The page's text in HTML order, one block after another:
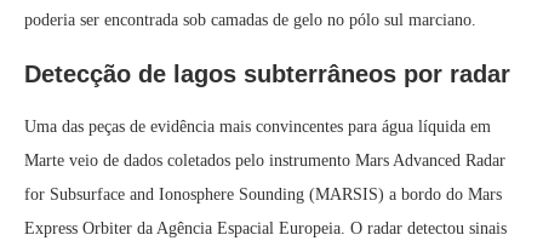
poderia ser encontrada sob camadas de gelo no pólo sul marciano.
Detecção de lagos subterrâneos por radar
Uma das peças de evidência mais convincentes para água líquida em
Marte veio de dados coletados pelo instrumento Mars Advanced Radar
for Subsurface and Ionosphere Sounding (MARSIS) a bordo do Mars
Express Orbiter da Agência Espacial Europeia. O radar detectou sinais